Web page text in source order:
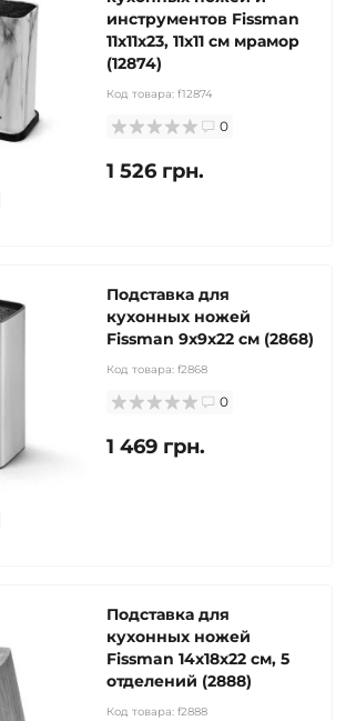
инструментов Fissman
11x11x23, 11x11 см мрамор
(12874)
Код товара: f12874
0
1 526 грн.
Подставка для
кухонных ножей
Fissman 9x9x22 см (2868)
Код товара: f2868
0
1 469 грн.
Подставка для
кухонных ножей
Fissman 14x18х22 см, 5
отделений (2888)
Код товара: f2888